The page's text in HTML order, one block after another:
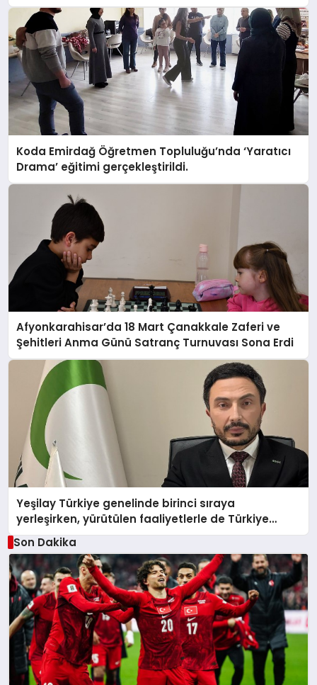
Koda Emirdağ Öğretmen Topluluğu’nda ‘Yaratıcı
Drama’ eğitimi gerçekleştirildi.
Afyonkarahisar’da 18 Mart Çanakkale Zaferi ve
Şehitleri Anma Günü Satranç Turnuvası Sona Erdi
Yeşilay Türkiye genelinde birinci sıraya
yerleşirken, yürütülen faaliyetlerle de Türkiye
üçüncüsü oldu.
Son Dakika